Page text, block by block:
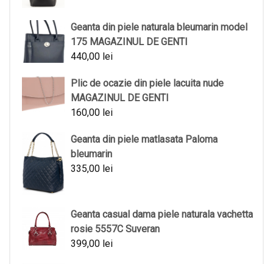
Geanta din piele naturala bleumarin model
175 MAGAZINUL DE GENTI
440,00 lei
Plic de ocazie din piele lacuita nude
MAGAZINUL DE GENTI
160,00 lei
Geanta din piele matlasata Paloma
bleumarin
335,00 lei
Geanta casual dama piele naturala vachetta
rosie 5557C Suveran
399,00 lei